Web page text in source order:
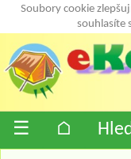
Soubory cookie
souhlasíte
☰ ⌂